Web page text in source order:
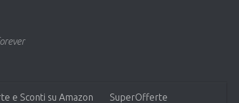
e Sconti su Amazon SuperOfferte